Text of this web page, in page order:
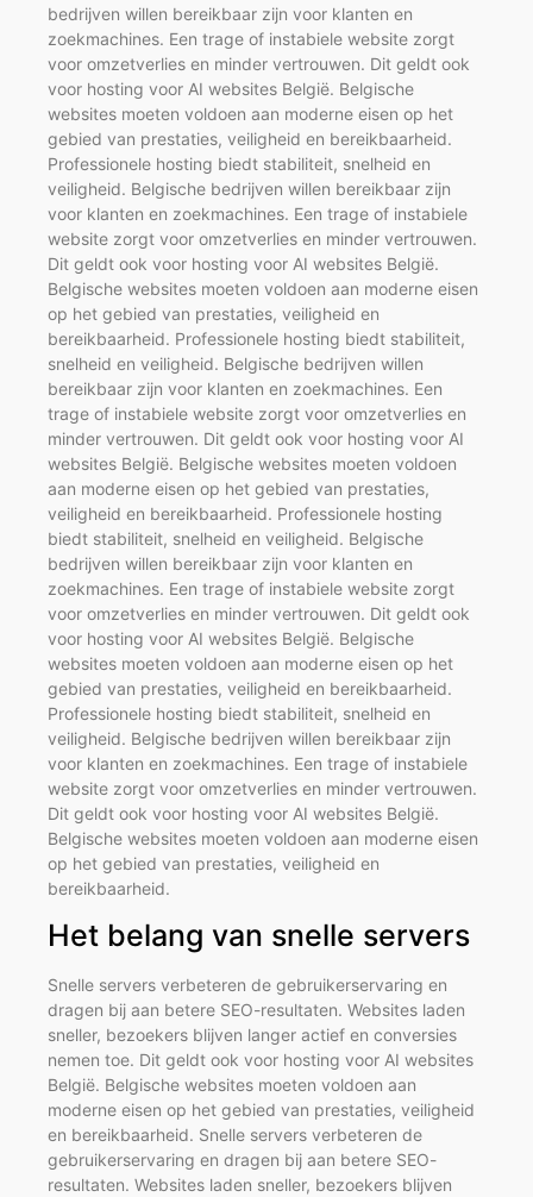
bedrijven willen bereikbaar zijn voor klanten en
zoekmachines. Een trage of instabiele website zorgt
voor omzetverlies en minder vertrouwen. Dit geldt ook
voor hosting voor AI websites België. Belgische
websites moeten voldoen aan moderne eisen op het
gebied van prestaties, veiligheid en bereikbaarheid.
Professionele hosting biedt stabiliteit, snelheid en
veiligheid. Belgische bedrijven willen bereikbaar zijn
voor klanten en zoekmachines. Een trage of instabiele
website zorgt voor omzetverlies en minder vertrouwen.
Dit geldt ook voor hosting voor AI websites België.
Belgische websites moeten voldoen aan moderne eisen
op het gebied van prestaties, veiligheid en
bereikbaarheid. Professionele hosting biedt stabiliteit,
snelheid en veiligheid. Belgische bedrijven willen
bereikbaar zijn voor klanten en zoekmachines. Een
trage of instabiele website zorgt voor omzetverlies en
minder vertrouwen. Dit geldt ook voor hosting voor AI
websites België. Belgische websites moeten voldoen
aan moderne eisen op het gebied van prestaties,
veiligheid en bereikbaarheid. Professionele hosting
biedt stabiliteit, snelheid en veiligheid. Belgische
bedrijven willen bereikbaar zijn voor klanten en
zoekmachines. Een trage of instabiele website zorgt
voor omzetverlies en minder vertrouwen. Dit geldt ook
voor hosting voor AI websites België. Belgische
websites moeten voldoen aan moderne eisen op het
gebied van prestaties, veiligheid en bereikbaarheid.
Professionele hosting biedt stabiliteit, snelheid en
veiligheid. Belgische bedrijven willen bereikbaar zijn
voor klanten en zoekmachines. Een trage of instabiele
website zorgt voor omzetverlies en minder vertrouwen.
Dit geldt ook voor hosting voor AI websites België.
Belgische websites moeten voldoen aan moderne eisen
op het gebied van prestaties, veiligheid en
bereikbaarheid.
Het belang van snelle servers
Snelle servers verbeteren de gebruikerservaring en
dragen bij aan betere SEO-resultaten. Websites laden
sneller, bezoekers blijven langer actief en conversies
nemen toe. Dit geldt ook voor hosting voor AI websites
België. Belgische websites moeten voldoen aan
moderne eisen op het gebied van prestaties, veiligheid
en bereikbaarheid. Snelle servers verbeteren de
gebruikerservaring en dragen bij aan betere SEO-
resultaten. Websites laden sneller, bezoekers blijven